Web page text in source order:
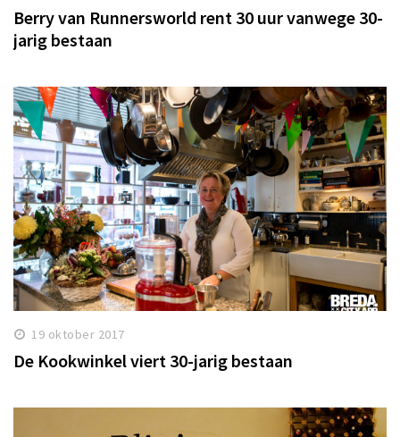
Berry van Runnersworld rent 30 uur vanwege 30-
jarig bestaan
19 oktober 2017
De Kookwinkel viert 30-jarig bestaan